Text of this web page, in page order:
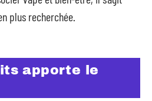
plus recherchée.
apporte le